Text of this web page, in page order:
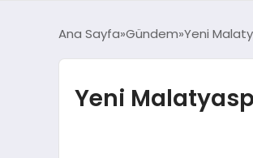
Ana Sayfa Gündem Yeni
Yeni